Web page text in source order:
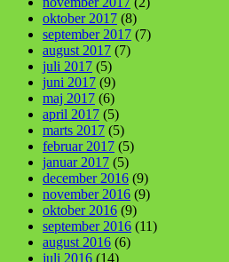
oktober 2017 (8)
september 2017 (7)
august 2017 (7)
juli 2017 (5)
juni 2017 (9)
maj 2017 (6)
april 2017 (5)
marts 2017 (5)
februar 2017 (5)
januar 2017 (5)
december 2016 (9)
november 2016 (9)
oktober 2016 (9)
september 2016 (11)
august 2016 (6)
juli 2016 (14)